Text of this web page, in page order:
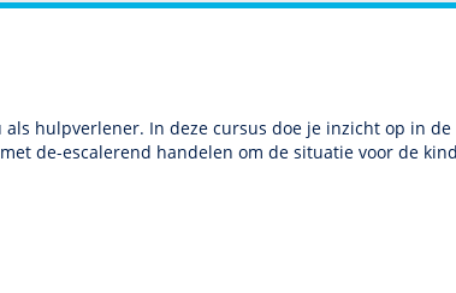
als hulp­ver­le­ner. In deze cursus doe je inzicht op in
de-escalerend han­delen om de situatie voor de